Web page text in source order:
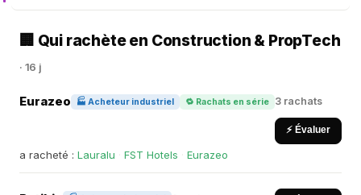
🏢 Qui rachète en Construction & PropTech
· 16 j
Eurazeo 🏭 Acheteur industriel 🔁 Rachats en série 3 rachats
⚡ Évaluer
a racheté : Lauralu FST Hotels Eurazeo